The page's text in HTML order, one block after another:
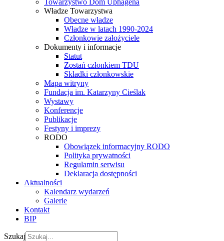
Towarzystwo Dom Uphagena
Władze Towarzystwa
Obecne władze
Władze w latach 1990-2024
Członkowie założyciele
Dokumenty i informacje
Statut
Zostań członkiem TDU
Składki członkowskie
Mapa witryny
Fundacja im. Katarzyny Cieślak
Wystawy
Konferencje
Publikacje
Festyny i imprezy
RODO
Obowiązek informacyjny RODO
Polityka prywatności
Regulamin serwisu
Deklaracja dostępności
Aktualności
Kalendarz wydarzeń
Galerie
Kontakt
BIP
Szukaj